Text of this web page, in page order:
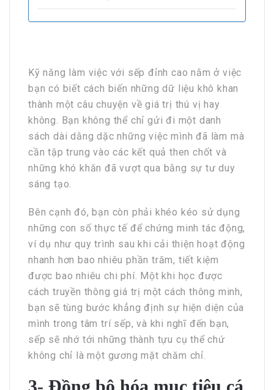
Kỹ năng làm việc với sếp đỉnh cao nằm ở việc
bạn có biết cách biến những dữ liệu khô khan
thành một câu chuyện về giá trị thú vị hay
không. Bạn không thể chỉ gửi đi một danh
sách dài dằng dặc những việc mình đã làm mà
cần tập trung vào các kết quả then chốt và
những khó khăn đã vượt qua bằng sự tư duy
sáng tạo.
Bên cạnh đó, bạn còn phải khéo kéo sử dụng
những con số thực tế để chứng minh tác động,
ví dụ như quy trình sau khi cải thiện hoạt động
nhanh hơn bao nhiêu phần trăm, tiết kiệm
được bao nhiêu chi phí. Một khi học được
cách truyền thông giá trị một cách thông minh,
bạn sẽ tùng bước khẳng định sự hiện diện của
mình trong tâm trí sếp, và khi nghĩ đến bạn,
sếp sẽ nhớ tới những thành tựu cụ thể chứ
không chỉ là một gương mặt chăm chỉ.
3- Đồng bộ hóa mục tiêu cá